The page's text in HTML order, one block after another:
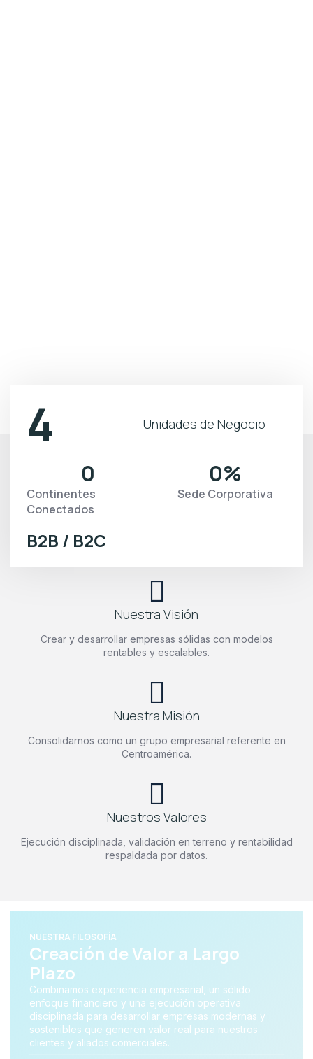
4 Unidades de Negocio
Continentes
Conectados
0
Sede Corporativa
0%
B2B / B2C
Nuestra Visión
Crear y desarrollar empresas sólidas con modelos
rentables y escalables.
Nuestra Misión
Consolidarnos como un grupo empresarial referente en
Centroamérica.
Nuestros Valores
Ejecución disciplinada, validación en terreno y rentabilidad
respaldada por datos.
NUESTRA FILOSOFÍA
Creación de Valor a Largo
Plazo
Combinamos experiencia empresarial, un sólido
enfoque financiero y una ejecución operativa
disciplinada para desarrollar empresas modernas y
sostenibles que generen valor real para nuestros
clientes y aliados comerciales.